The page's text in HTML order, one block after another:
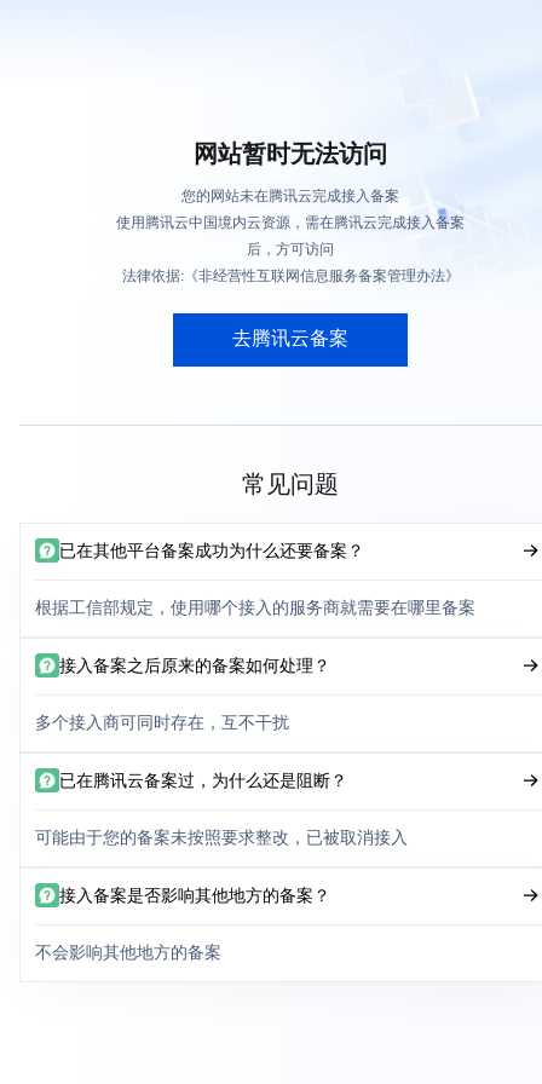
网站暂时无法访问
您的网站未在腾讯云完成接入备案
使用腾讯云中国境内云资源，需在腾讯云完成接入备案
后，方可访问
法律依据:《非经营性互联网信息服务备案管理办法》
去腾讯云备案
常见问题
已在其他平台备案成功为什么还要备案？
根据工信部规定，使用哪个接入的服务商就需要在哪里备案
接入备案之后原来的备案如何处理？
多个接入商可同时存在，互不干扰
已在腾讯云备案过，为什么还是阻断？
可能由于您的备案未按照要求整改，已被取消接入
接入备案是否影响其他地方的备案？
不会影响其他地方的备案